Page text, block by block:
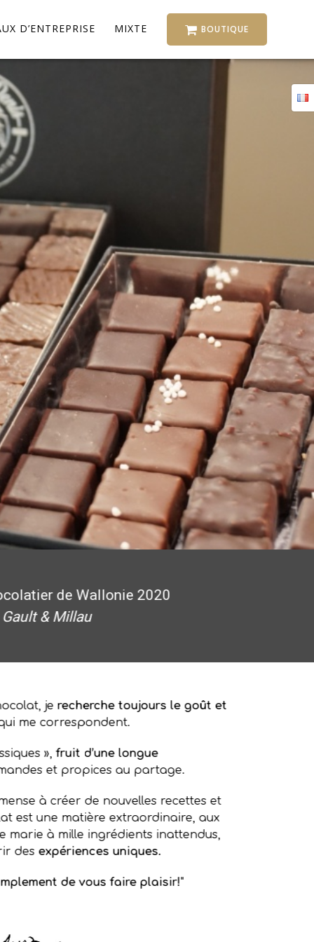
D’ENTREPRISE MIXTE BOUTIQUE
de Wallonie 2020
Gault & Millau
je recherche toujours le goût et
me correspondent.
», fruit d’une longue
et propices au partage.
à créer de nouvelles recettes et
est une matière extraordinaire, aux
marie à mille ingrédients inattendus,
des expériences uniques.
de vous faire plaisir!"